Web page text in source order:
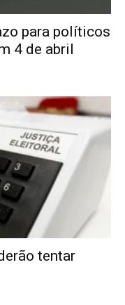
para políticos
4 de abril
tentar